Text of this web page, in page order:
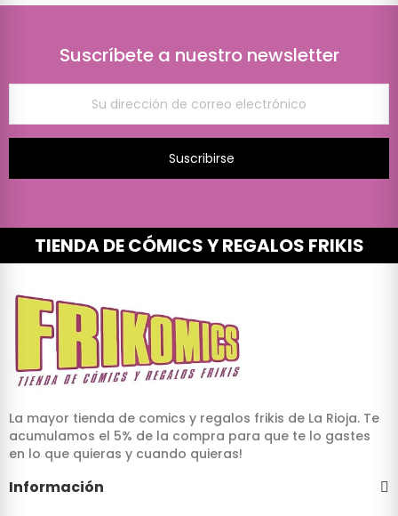
Suscríbete a nuestro newsletter
Suscribirse
TIENDA DE CÓMICS Y REGALOS FRIKIS
La mayor tienda de comics y regalos frikis de La Rioja. Te
acumulamos el 5% de la compra para que te lo gastes
en lo que quieras y cuando quieras!
Información